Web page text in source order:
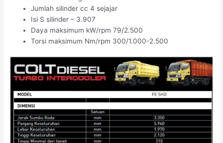
Jumlah silinder cc 4 sejajar
Isi S silinder – 3.907
Daya maksimum kW/rpm 79/2.500
Torsi maksimum Nm/rpm 300/1.000-2.500